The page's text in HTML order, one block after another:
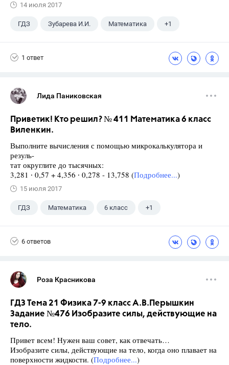
14 июля 2017
ГДЗ Зубарева И.И. Математика +1
1 ответ
Лида Паниковская
Приветик! Кто решил? № 411 Математика 6 класс
Виленкин.
Выполните вычисления с помощью микрокалькулятора и
резуль-
тат округлите до тысячных:
3,281 ∙ 0,57 + 4,356 ∙ 0,278 - 13,758 (Подробнее...)
15 июля 2017
ГДЗ Математика 6 класс +1
6 ответов
Роза Красникова
ГДЗ Тема 21 Физика 7-9 класс А.В.Перышкин
Задание №476 Изобразите силы, действующие на
тело.
Привет всем! Нужен ваш совет, как отвечать…
Изобразите силы, действующие на тело, когда оно плавает на
поверхности жидкости. (Подробнее...)